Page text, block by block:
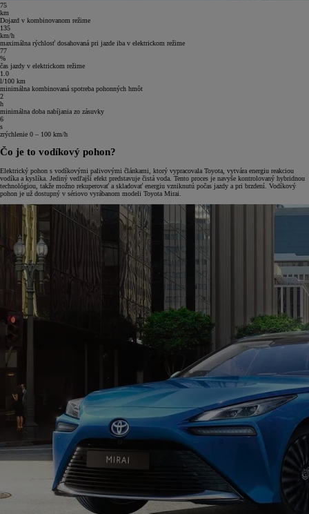
75
km
Dojazd v kombinovanom režime
135
km/h
maximálna rýchlosť dosahovaná pri jazde iba v elektrickom režime
77
%
čas jazdy v elektrickom režime
1.0
l/100 km
minimálna kombinovaná spotreba pohonných hmôt
2
h
minimálna doba nabíjania zo zásuvky
6
s
zrýchlenie 0 – 100 km/h
Čo je to vodíkový pohon?
Elektrický pohon s vodíkovými palivovými článkami, ktorý vypracovala Toyota, vytvára energiu reakciou
vodíka a kyslíka. Jediný vedľajší efekt predstavuje čistá voda. Tento proces je navyše kontrolovaný hybridnou
technológiou, takže možno rekuperovať a skladovať energiu vzniknutú počas jazdy a pri brzdení. Vodíkový
pohon je už dostupný v sériovo vyrábanom modeli Toyota Mirai.